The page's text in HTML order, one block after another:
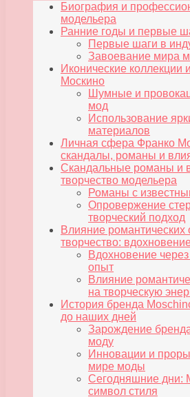
Биография и
модельера
Ранние годы и первые
Первые шаги в
Завоевание мира
Иконические коллекции
Москино
Шумные и
мод
Использование
материалов
Личная сфера Франко
скандалы, романы и
Скандальные романы и
творчество модельера
Романы с
Опровержение
творческий подход
Влияние
творчество:
Вдохновение
опыт
Влияние
на творческую
История бренда
до наших дней
Зарождение
моду
Инновации и
мире моды
Сегодняшние дни:
символ стиля